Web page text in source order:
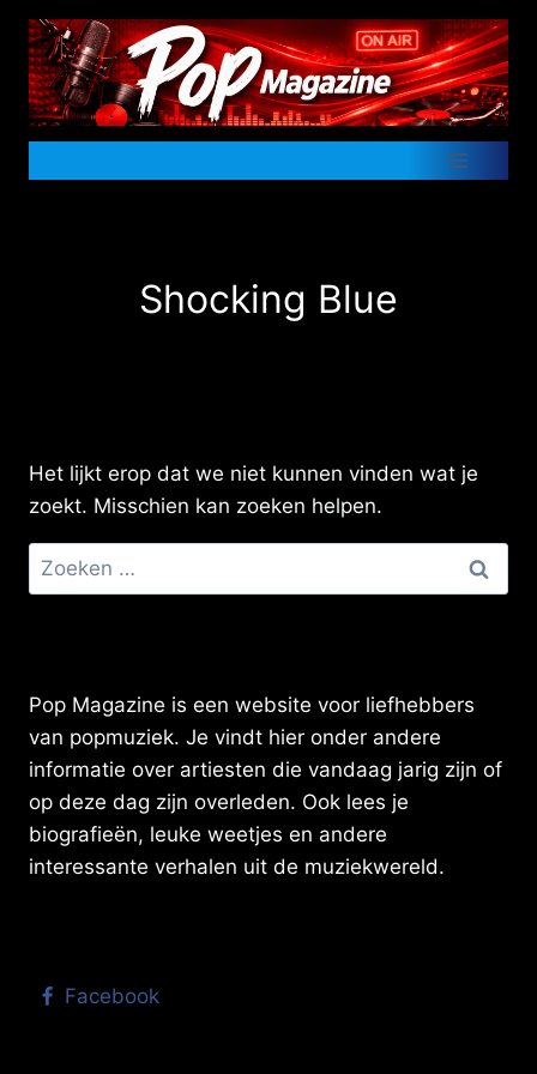
Doorgaan
naar
inhoud
Shocking Blue
Het lijkt erop dat we niet kunnen vinden wat je
zoekt. Misschien kan zoeken helpen.
Zoeken
naar:
Pop Magazine is een website voor liefhebbers
van popmuziek. Je vindt hier onder andere
informatie over artiesten die vandaag jarig zijn of
op deze dag zijn overleden. Ook lees je
biografieën, leuke weetjes en andere
interessante verhalen uit de muziekwereld.
Facebook